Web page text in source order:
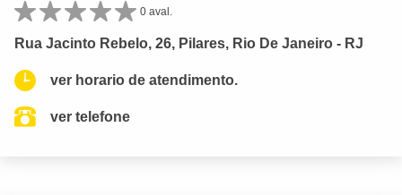
0 aval.
Rua Jacinto Rebelo, 26, Pilares, Rio De Janeiro - RJ
ver horario de atendimento.
ver telefone